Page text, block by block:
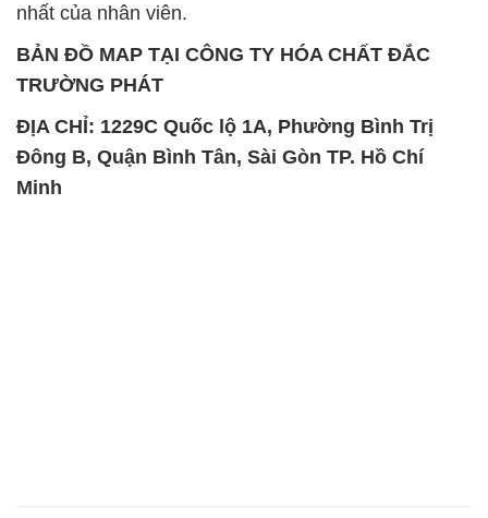
nhất của nhân viên.
BẢN ĐỒ MAP TẠI CÔNG TY HÓA CHẤT ĐẮC
TRƯỜNG PHÁT
ĐỊA CHỈ: 1229C Quốc lộ 1A, Phường Bình Trị
Đông B, Quận Bình Tân, Sài Gòn TP. Hồ Chí
Minh